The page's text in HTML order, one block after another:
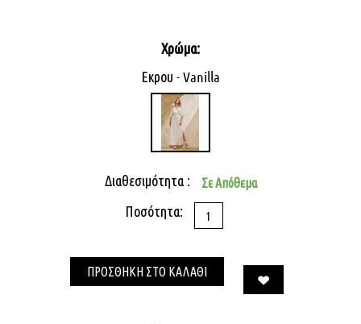
Χρώμα:
Εκρου - Vanilla
Διαθεσιμότητα : Σε Απόθεμα
Ποσότητα:
ΠΡΟΣΘΗΚΗ ΣΤΟ ΚΑΛΑΘΙ